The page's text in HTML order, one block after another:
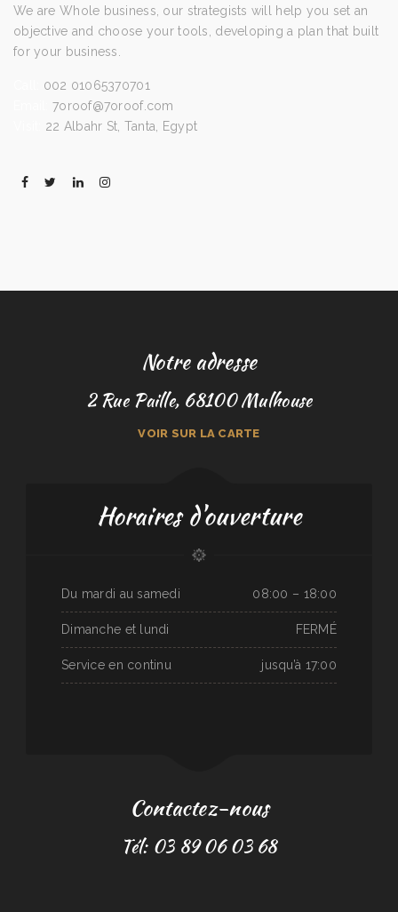
We are Whole business, our strategists will help you set an
objective and choose your tools, developing a plan that built
for your business.
002 01065370701
7oroof@7oroof.com
22 Albahr St, Tanta, Egypt
Notre adresse
2 Rue Paille, 68100 Mulhouse
VOIR SUR LA CARTE
Horaires d'ouverture
Du mardi au samedi 08:00 – 18:00
Dimanche et lundi FERMÉ
Service en continu jusqu’à 17:00
Contactez-nous
Tél: 03 89 06 03 68